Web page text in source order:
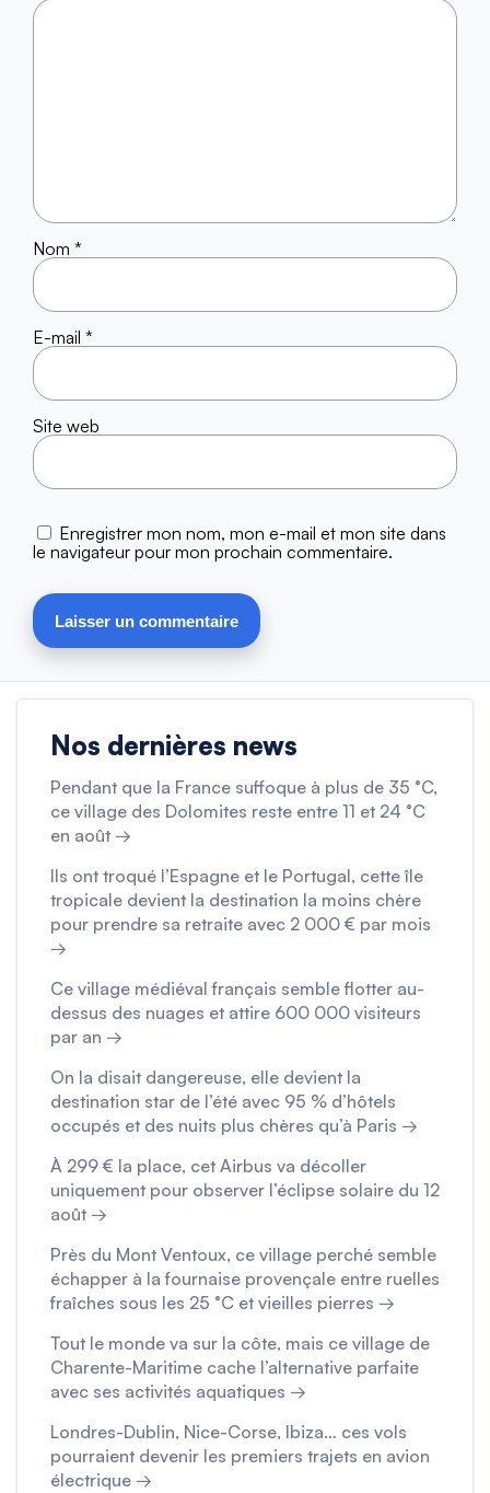
Nom *
E-mail *
Site web
Enregistrer mon nom, mon e-mail et mon site dans
le navigateur pour mon prochain commentaire.
Nos dernières news
Pendant que la France suffoque à plus de 35 °C,
ce village des Dolomites reste entre 11 et 24 °C
en août →
Ils ont troqué l’Espagne et le Portugal, cette île
tropicale devient la destination la moins chère
pour prendre sa retraite avec 2 000 € par mois
→
Ce village médiéval français semble flotter au-
dessus des nuages et attire 600 000 visiteurs
par an →
On la disait dangereuse, elle devient la
destination star de l’été avec 95 % d’hôtels
occupés et des nuits plus chères qu’à Paris →
À 299 € la place, cet Airbus va décoller
uniquement pour observer l’éclipse solaire du 12
août →
Près du Mont Ventoux, ce village perché semble
échapper à la fournaise provençale entre ruelles
fraîches sous les 25 °C et vieilles pierres →
Tout le monde va sur la côte, mais ce village de
Charente-Maritime cache l’alternative parfaite
avec ses activités aquatiques →
Londres-Dublin, Nice-Corse, Ibiza… ces vols
pourraient devenir les premiers trajets en avion
électrique →